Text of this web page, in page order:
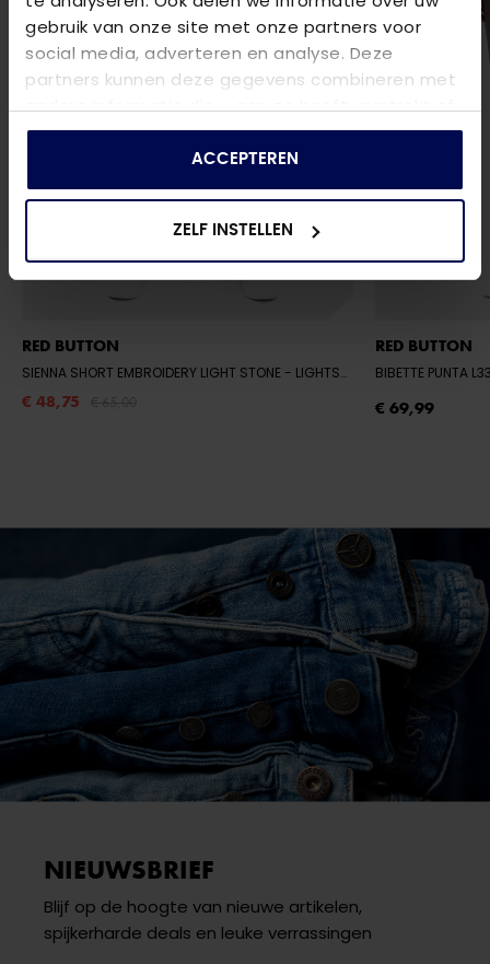
gebruik van onze site met onze partners voor
social media, adverteren en analyse. Deze
partners kunnen deze gegevens combineren met
andere informatie die u aan ze heeft verstrekt of
die ze hebben verzameld op basis van uw gebruik
ACCEPTEREN
ZELF INSTELLEN
RED BUTTON
SIENNA SHORT EMBROIDERY LIGHT STONE - LIGHTSTONE182
€ 48,75
RED BUTTON
BIBETTE PUNTA
€ 69,99
NIEUWSBRIEF
Blijf op de hoogte van nieuwe artikelen,
spijkerharde deals en leuke verrassingen